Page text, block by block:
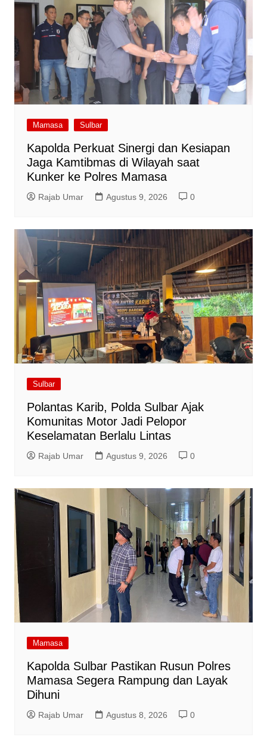
Mamasa Sulbar
Kapolda Perkuat Sinergi dan Kesiapan
Jaga Kamtibmas di Wilayah saat
Kunker ke Polres Mamasa
Rajab Umar Agustus 9, 2026 0
Sulbar
Polantas Karib, Polda Sulbar Ajak
Komunitas Motor Jadi Pelopor
Keselamatan Berlalu Lintas
Rajab Umar Agustus 9, 2026 0
Mamasa
Kapolda Sulbar Pastikan Rusun Polres
Mamasa Segera Rampung dan Layak
Dihuni
Rajab Umar Agustus 8, 2026 0